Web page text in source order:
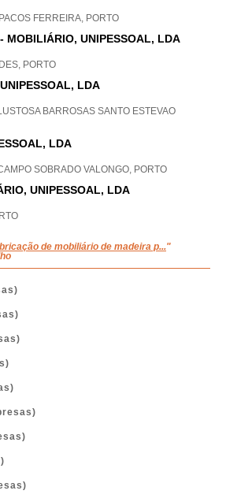
FERREIRA, PORTO
MOBILIÁRIO, UNIPESSOAL, LDA
PORTO
LDA
BARROSAS SANTO ESTEVAO
LDA
SOBRADO VALONGO, PORTO
UNIPESSOAL, LDA
de mobiliário de madeira p..."